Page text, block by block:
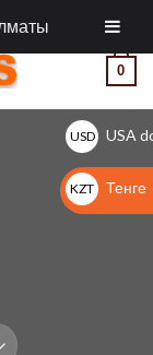
0
USD
$
USA
KZT
KZT
Тенге